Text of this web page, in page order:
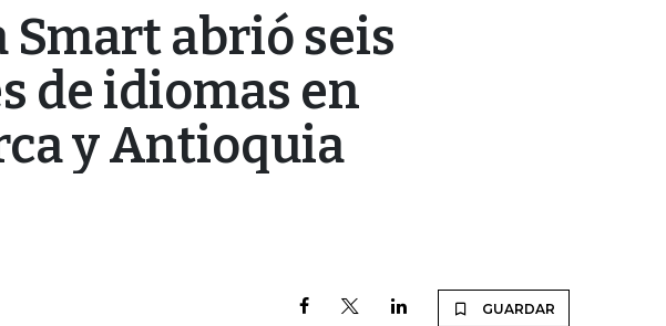
Smart abrió seis
de idiomas en
y Antioquia
GUARDAR